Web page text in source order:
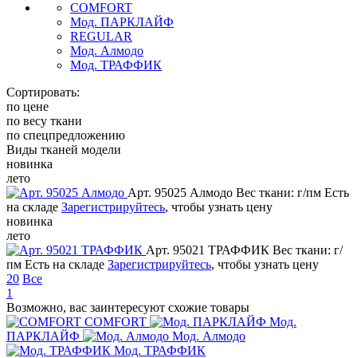
COMFORT
Мод. ПАРКЛАЙФ
REGULAR
Мод. Алмодо
Мод. ТРАФФИК
Сортировать:
по цене
по весу ткани
по спецпредложению
Виды тканей модели
новинка
лето
Арт. 95025 Алмодо Вес ткани: г/пм Есть
на складе Зарегистрируйтесь, чтобы узнать цену
новинка
лето
Арт. 95021 ТРАФФИК Вес ткани: г/
пм Есть на складе Зарегистрируйтесь, чтобы узнать цену
20 Все
1
Возможно, вас заинтересуют схожие товары
COMFORT
Мод.
ПАРКЛАЙФ
Мод. Алмодо
Мод. ТРАФФИК